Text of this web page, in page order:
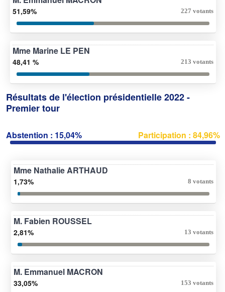
51,59% 227 votants
Mme Marine LE PEN
48,41 % 213 votants
Résultats de l'élection présidentielle 2022 -
Premier tour
Abstention : 15,04% Participation : 84,96%
Mme Nathalie ARTHAUD
1,73% 8 votants
M. Fabien ROUSSEL
2,81% 13 votants
M. Emmanuel MACRON
33,05% 153 votants